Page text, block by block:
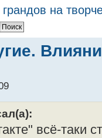
на
всё-таки